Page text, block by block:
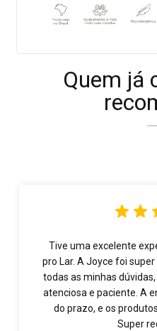
Quem já
Tive uma excelente
pro Lar. A Joyce foi
todas as minhas
atenciosa e paciente. A
do prazo, e os
Super